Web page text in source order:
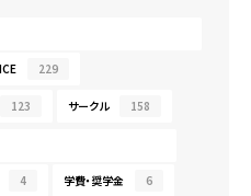
229
123 サークル 158
4 学費・奨学金 6